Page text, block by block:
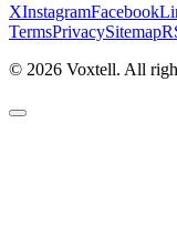
XInstagramFacebook
TermsPrivacySitemap
© 2026 Voxtell. All